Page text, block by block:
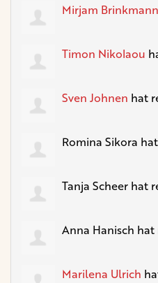
Mirjam Brinkmann
Timon Nikolaou
Sven Johnen hat
Romina Sikora
Tanja Scheer hat
Anna Hanisch hat
Marilena Ulrich